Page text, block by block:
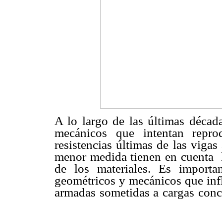
A lo largo de las últimas
mecánicos que intentan
resistencias últimas de las
menor medida tienen en cuenta
de los materiales. Es
geométricos y mecánicos que
armadas sometidas a cargas